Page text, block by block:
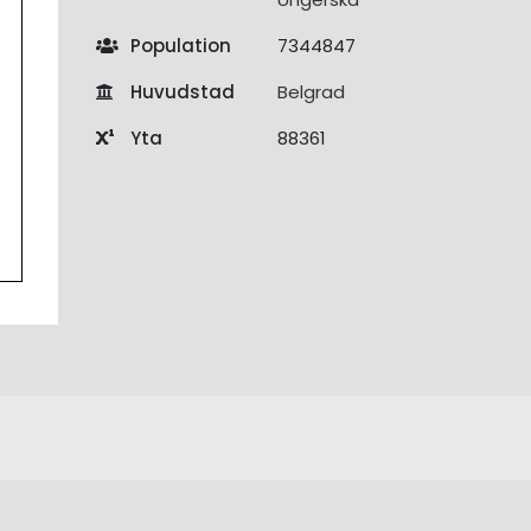
Population
7344847
Huvudstad
Belgrad
Yta
88361